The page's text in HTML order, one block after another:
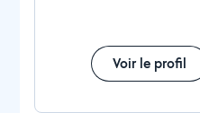
Power BI, Microsoft
C, PHP, JavaScript, SQL CMS
choisir ? - Approche
Voir le profil